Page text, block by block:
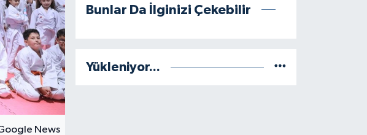
Bunlar Da İlginizi Çekebilir
Yükleniyor...